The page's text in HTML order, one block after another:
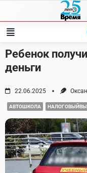
content
Ребенок
деньги
22.06.2025
АВТОШКОЛА